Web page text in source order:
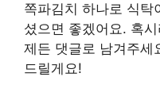
쪽파김치 하나로 식탁
셨으면 좋겠어요. 혹
제든 댓글로 남겨주세
드릴게요!